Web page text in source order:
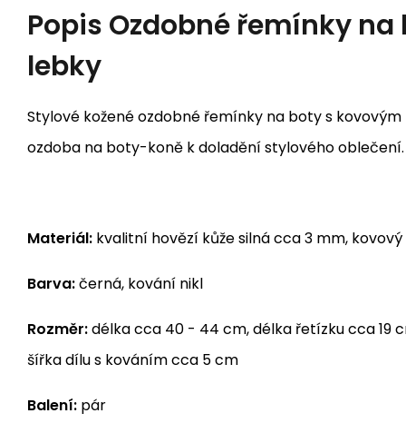
Popis Ozdobné řemínky na
lebky
Stylové kožené ozdobné řemínky na boty s
ozdoba na boty-koně k doladění stylového oblečení.
Materiál: kvalitní hovězí kůže silná cca 3 mm,
Barva:černá, kování nikl
Rozměr:délka cca 40 - 44 cm, délka řetízku cca 19
šířka dílu s kováním cca 5 cm
Balení: pár